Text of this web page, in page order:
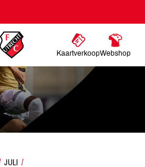
KaartverkoopWebshop
JULILEVERKUSEN - FC UTRECHT